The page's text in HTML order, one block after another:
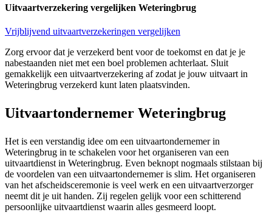
Uitvaartverzekering vergelijken Weteringbrug
Vrijblijvend uitvaartverzekeringen vergelijken
Zorg ervoor dat je verzekerd bent voor de toekomst en dat je je
nabestaanden niet met een boel problemen achterlaat. Sluit
gemakkelijk een uitvaartverzekering af zodat je jouw uitvaart in
Weteringbrug verzekerd kunt laten plaatsvinden.
Uitvaartondernemer Weteringbrug
Het is een verstandig idee om een uitvaartondernemer in
Weteringbrug in te schakelen voor het organiseren van een
uitvaartdienst in Weteringbrug. Even beknopt nogmaals stilstaan bij
de voordelen van een uitvaartondernemer is slim. Het organiseren
van het afscheidsceremonie is veel werk en een uitvaartverzorger
neemt dit je uit handen. Zij regelen gelijk voor een schitterend
persoonlijke uitvaartdienst waarin alles gesmeerd loopt.